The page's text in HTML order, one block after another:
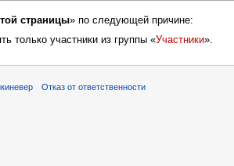
страницы» по следующей причине:
только участники из группы «Участники».
Отказ от ответственности